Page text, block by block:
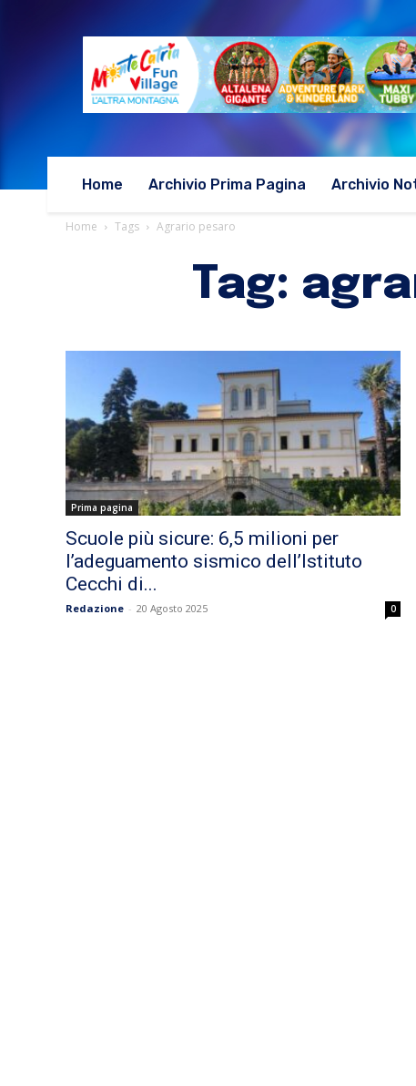
Home Archivio Prima Pagina Archivio
Home Tags Agrario pesaro
Tag:
Prima pagina
Scuole più sicure: 6,5 milioni per
l’adeguamento sismico dell’Istituto
Cecchi di...
Redazione - 20 Agosto 2025 0